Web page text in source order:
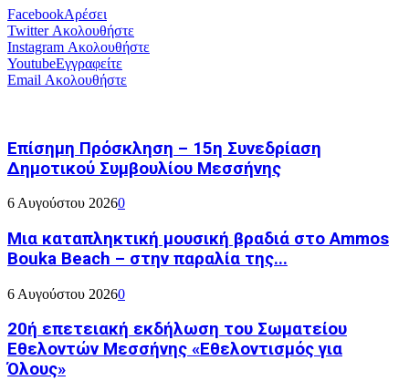
FacebookΑρέσει
TwitterΑκολουθήστε
Instagram Ακολουθήστε
YoutubeΕγγραφείτε
Email Ακολουθήστε
Επίσημη Πρόσκληση – 15η Συνεδρίαση
Δημοτικού Συμβουλίου Μεσσήνης
6 Αυγούστου 20260
Μια καταπληκτική μουσική βραδιά στο Ammos
Bouka Beach – στην παραλία της...
6 Αυγούστου 20260
20ή επετειακή εκδήλωση του Σωματείου
Εθελοντών Μεσσήνης «Εθελοντισμός για
Όλους»